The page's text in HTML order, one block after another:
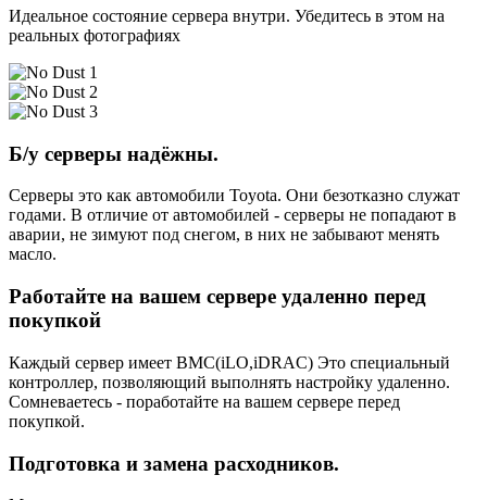
Идеальное состояние сервера внутри. Убедитесь в этом на
реальных фотографиях
Б/у серверы надёжны.
Серверы это как автомобили Toyota. Они безотказно служат
годами. В отличие от автомобилей - серверы не попадают в
аварии, не зимуют под снегом, в них не забывают менять
масло.
Работайте на вашем сервере удаленно перед
покупкой
Каждый сервер имеет BMC(iLO,iDRAC) Это специальный
контроллер, позволяющий выполнять настройку удаленно.
Сомневаетесь - поработайте на вашем сервере перед
покупкой.
Подготовка и замена расходников.